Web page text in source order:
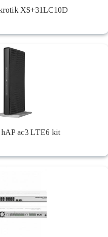
XS+31LC10D
ac3 LTE6 kit